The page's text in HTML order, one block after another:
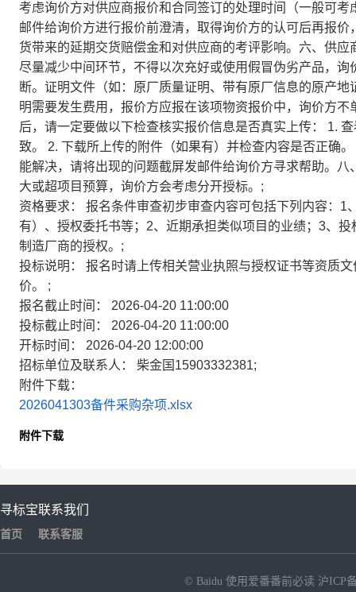
考虑询价方对供应商报价和合同签订的处理时间（一般可
邮件给询价方进行报价前澄清，取得询价方的认可后再报
货带来的延期交货赔偿金和对供应商的考评影响。六、供
尽量减少中间环节，不得以次充好或使用假冒伪劣产品，
断。证明文件（如：原厂质量证明、带有原厂信息的原产
明需要发生费用，报价方应报在该项物资报价中，询价方
后，请一定要做以下检查核实报价信息是否真实上传： 1.
致。 2. 下载所上传的附件（如果有）并检查内容是否正确
能解决，请将出现的问题截屏发邮件给询价方寻求帮助。
大或超项目预算，询价方会考虑分开授标。;
资格要求：
报名条件审查初步审查内容可包括下列内容：1
有）、授权委托书等；2、近期承担类似项目的业绩；3、
制造厂商的授权。;
投标说明：
报名时请上传相关营业执照与授权证书等资质
价。 ;
报名截止时间：
2026-04-20 11:00:00
投标截止时间：
2026-04-20 11:00:00
开标时间：
2026-04-20 12:00:00
招标单位及联系人：
柴金国15903332381;
附件下载：
2026041303备件采购杂项.xlsx
附件下载
寻标宝
首页
联系我们
联系客服
© Baidu 使用爱番番前必读 沪ICP